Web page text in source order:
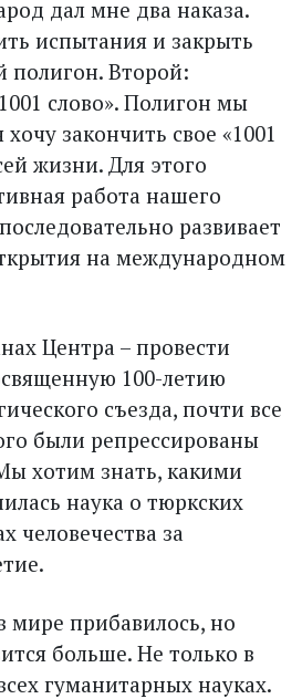
дал мне два наказа.
испытания и закрыть
полигон. Второй:
слово». Полигон мы
закончить свое «1001
жизни. Для этого
работа нашего
развивает
на международном
Центра – провести
100-летию
съезда, почти все
были репрессированы
хотим знать, какими
наука о тюркских
человечества за
мире прибавилось, но
больше. Не только в
гуманитарных науках.